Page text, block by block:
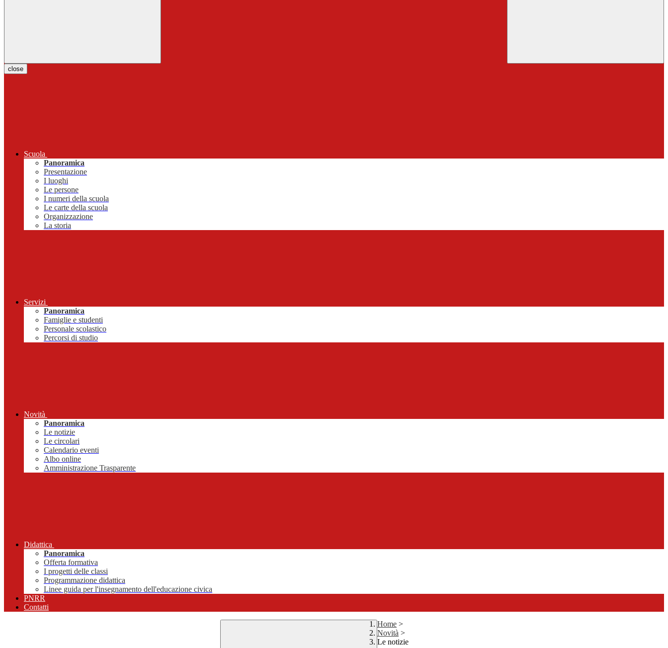
close
Scuola
Panoramica
Presentazione
I luoghi
Le persone
I numeri della scuola
Le carte della scuola
Organizzazione
La storia
Servizi
Panoramica
Famiglie e studenti
Personale scolastico
Percorsi di studio
Novità
Panoramica
Le notizie
Le circolari
Calendario eventi
Albo online
Amministrazione Trasparente
Didattica
Panoramica
Offerta formativa
I progetti delle classi
Programmazione didattica
Linee guida per l'insegnamento dell'educazione civica
PNRR
Contatti
Home >
Novità >
Le notizie